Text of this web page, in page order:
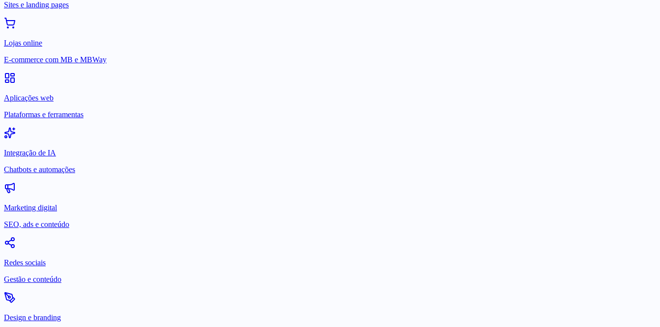
Sites e landing pages
Lojas online
E-commerce com MB e MBWay
Aplicações web
Plataformas e ferramentas
Integração de IA
Chatbots e automações
Marketing digital
SEO, ads e conteúdo
Redes sociais
Gestão e conteúdo
Design e branding